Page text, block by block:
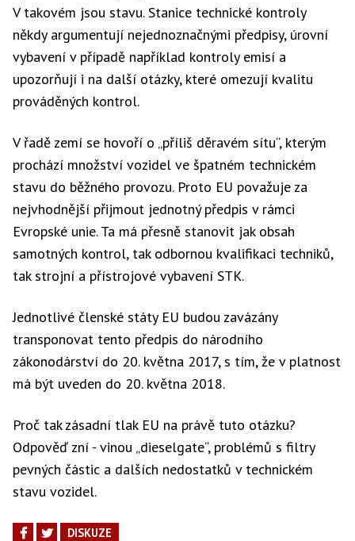
V takovém jsou stavu. Stanice technické kontroly
někdy argumentují nejednoznačnými předpisy, úrovní
vybavení v případě například kontroly emisí a
upozorňují i na další otázky, které omezují kvalitu
prováděných kontrol.
V řadě zemí se hovoří o „příliš děravém sítu“, kterým
prochází množství vozidel ve špatném technickém
stavu do běžného provozu. Proto EU považuje za
nejvhodnější přijmout jednotný předpis v rámci
Evropské unie. Ta má přesně stanovit jak obsah
samotných kontrol, tak odbornou kvalifikaci techniků,
tak strojní a přístrojové vybavení STK.
Jednotlivé členské státy EU budou zavázány
transponovat tento předpis do národního
zákonodárství do 20. května 2017, s tím, že v platnost
má být uveden do 20. května 2018.
Proč tak zásadní tlak EU na právě tuto otázku?
Odpověď zní - vinou „dieselgate“, problémů s filtry
pevných částic a dalších nedostatků v technickém
stavu vozidel.
DISKUZE